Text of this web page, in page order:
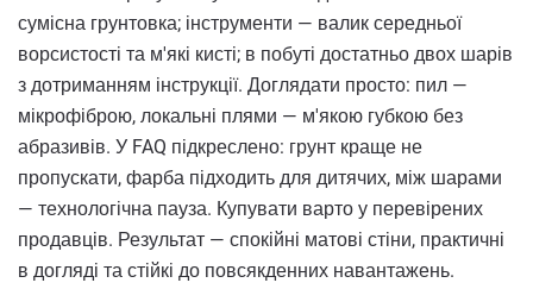
сумісна грунтовка; інструменти — валик середньої
ворсистості та м'які кисті; в побуті достатньо двох шарів
з дотриманням інструкції. Доглядати просто: пил —
мікрофіброю, локальні плями — м'якою губкою без
абразивів. У FAQ підкреслено: грунт краще не
пропускати, фарба підходить для дитячих, між шарами
— технологічна пауза. Купувати варто у перевірених
продавців. Результат — спокійні матові стіни, практичні
в догляді та стійкі до повсякденних навантажень.